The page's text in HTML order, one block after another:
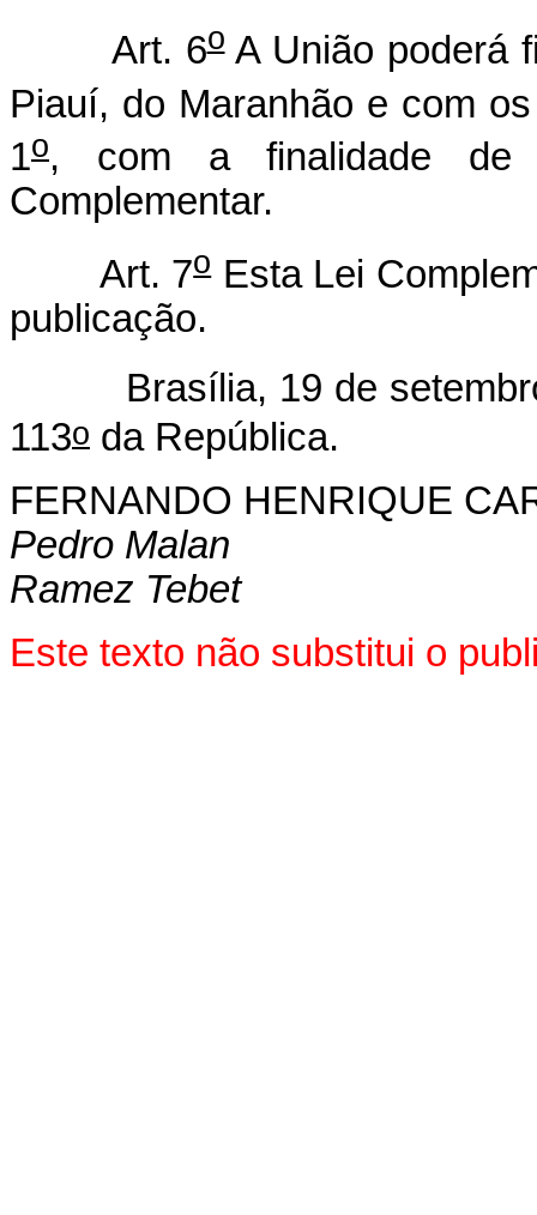
Art. 6oA União poderá
Piauí, do Maranhão e com
1o, com a finalidade de
Complementar.
Art. 7oEsta Lei
publicação.
Brasília, 19 de
113o da República.
FERNANDO HENRIQUE
Pedro Malan
Ramez Tebet
Este texto não substitui o